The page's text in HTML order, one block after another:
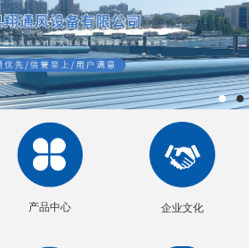
产品中心 企业文化